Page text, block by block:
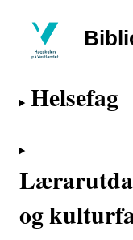
Helsefag
og